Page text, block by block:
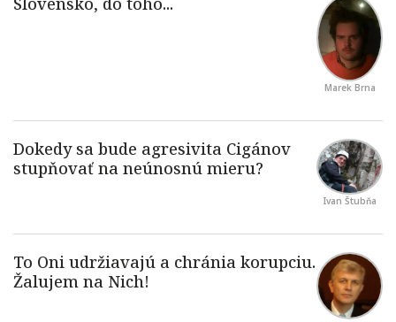
Marek Brna
Ivan Štubňa